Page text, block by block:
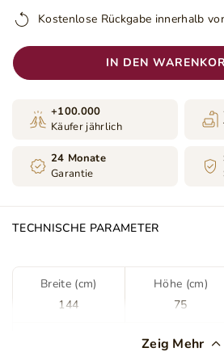
Kostenlose Rückgabe innerhalb
IN DEN
+100.000
Käufer jährlich
24 Monate
Garantie
TECHNISCHE PARAMETER
Breite (cm)
144
Höhe (cm)
75
Grau
Zeig Mehr